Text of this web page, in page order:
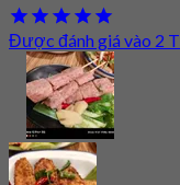
Được đánh giá vào 2